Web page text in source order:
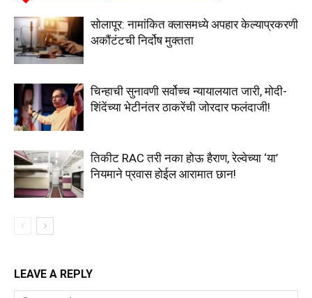
सोलापूर: नामांकित क्लासमध्ये अपहार केल्याप्रकरणी
अकौंटंटची निर्दोष मुक्तता
चिन्हाची सुनावणी सर्वोच्च न्यायालयात जारी, मोदी-
शिंदेंच्या भेटीनंतर ठाकरेंची जोरदार फलंदाजी!
तिकीट RAC तरी नका होऊ हैराण, रेल्वेच्या ‘या’
नियमाने प्रवास होईल आरामात छान!
LEAVE A REPLY